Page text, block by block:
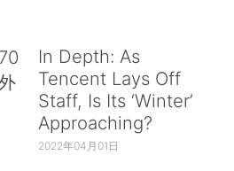
In Depth: As
Tencent Lays Off
Staff, Is Its ‘Winter’
Approaching?
2022年04月01日